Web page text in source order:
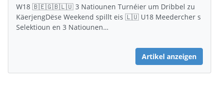
W18 🇧🇪🇬🇧🇱🇺 3 Natiounen Turnéier um Dribbel zu
KäerjengDëse Weekend spillt eis 🇱🇺 U18 Meedercher s
Selektioun en 3 Natiounen…
Artikel anzeigen